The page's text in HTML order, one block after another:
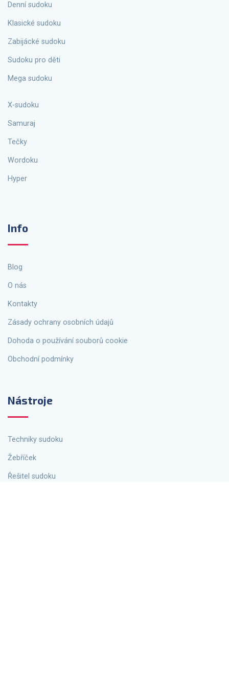
Denní sudoku
Klasické sudoku
Zabijácké sudoku
Sudoku pro děti
Mega sudoku
X-sudoku
Samuraj
Tečky
Wordoku
Hyper
Info
Blog
O nás
Kontakty
Zásady ochrany osobních údajů
Dohoda o používání souborů cookie
Obchodní podmínky
Nástroje
Techniky sudoku
Žebříček
Řešitel sudoku